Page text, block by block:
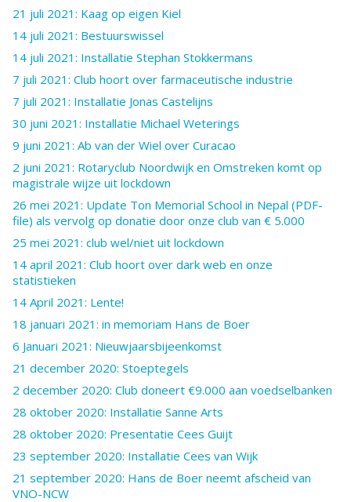
21 juli 2021: Kaag op eigen Kiel
14 juli 2021: Bestuurswissel
14 juli 2021: Installatie Stephan Stokkermans
7 juli 2021: Club hoort over farmaceutische industrie
7 juli 2021: Installatie Jonas Castelijns
30 juni 2021: Installatie Michael Weterings
9 juni 2021: Ab van der Wiel over Curacao
2 juni 2021: Rotaryclub Noordwijk en Omstreken komt op
magistrale wijze uit lockdown
26 mei 2021: Update Ton Memorial School in Nepal (PDF-
file) als vervolg op donatie door onze club van € 5.000
25 mei 2021: club wel/niet uit lockdown
14 april 2021: Club hoort over dark web en onze
statistieken
14 April 2021: Lente!
18 januari 2021: in memoriam Hans de Boer
6 Januari 2021: Nieuwjaarsbijeenkomst
21 december 2020: Stoeptegels
2 december 2020: Club doneert €9.000 aan voedselbanken
28 oktober 2020: Installatie Sanne Arts
28 oktober 2020: Presentatie Cees Guijt
23 september 2020: Installatie Cees van Wijk
21 september 2020: Hans de Boer neemt afscheid van
VNO-NCW